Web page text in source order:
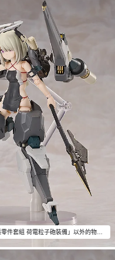
※圖片為使用範例。本商品不包含「Hyper Body 擴張零件套組 荷電粒子砲裝備」以外的物品。